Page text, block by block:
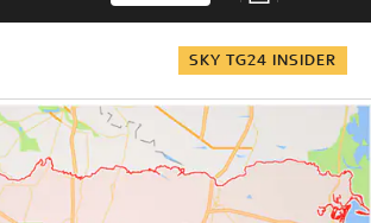
SKY TG24 INSIDER